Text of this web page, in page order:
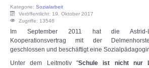
Kategorie: Sozialarbeit
Veröffentlicht: 19. Oktober 2017
Zugriffe: 13546
Im September 2011 hat die Astrid-
Kooperationsvertrag mit der
geschlossen und beschäftigt eine
Unter dem Leitmotiv "Schule ist nicht nur